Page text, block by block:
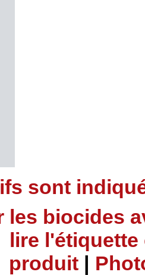
sont
les biocides
l'étiquette
produit |